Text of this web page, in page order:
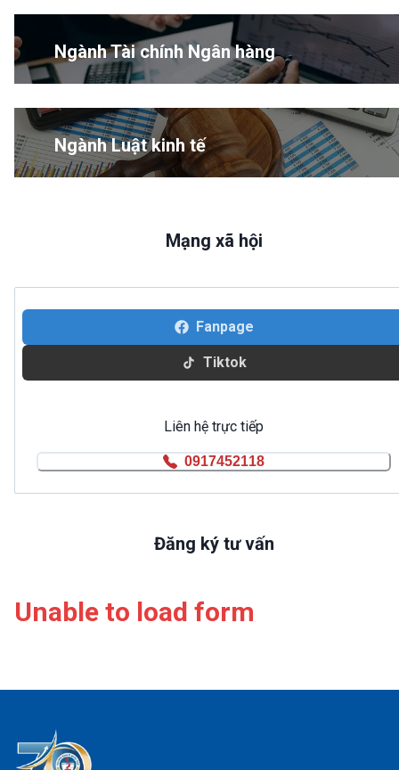
Ngành Tài chính Ngân hàng
Ngành Luật kinh tế
Mạng xã hội
Fanpage
Tiktok
Liên hệ trực tiếp
0917452118
Đăng ký tư vấn
Unable to load form